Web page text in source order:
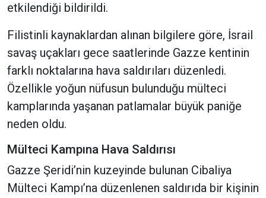
etkilendiği bildirildi.
Filistinli kaynaklardan alınan bilgilere göre, İsrail
savaş uçakları gece saatlerinde Gazze kentinin
farklı noktalarına hava saldırıları düzenledi.
Özellikle yoğun nüfusun bulunduğu mülteci
kamplarında yaşanan patlamalar büyük paniğe
neden oldu.
Mülteci Kampına Hava Saldırısı
Gazze Şeridi’nin kuzeyinde bulunan Cibaliya
Mülteci Kampı’na düzenlenen saldırıda bir kişinin